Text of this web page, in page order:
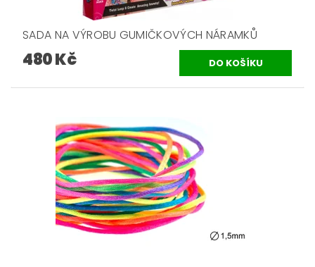
SADA NA VÝROBU GUMIČKOVÝCH NÁRAMKŮ
480 Kč